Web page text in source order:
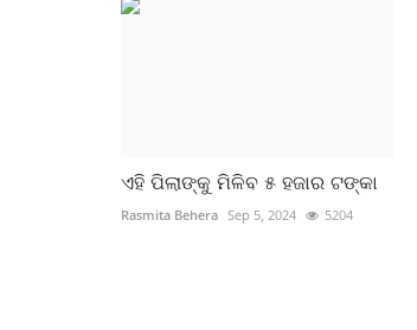
ଏହି ପିଲାଙ୍କୁ ମିଳିବ ୫ ହଜାର ଟଙ୍କା
Rasmita Behera Sep 5, 2024 5204